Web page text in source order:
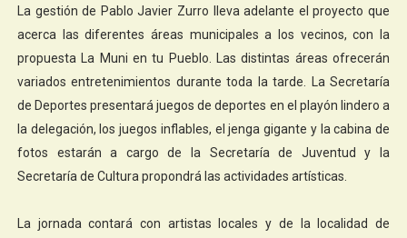
La gestión de Pablo Javier Zurro lleva adelante el proyecto que
acerca las diferentes áreas municipales a los vecinos, con la
propuesta La Muni en tu Pueblo. Las distintas áreas ofrecerán
variados entretenimientos durante toda la tarde. La Secretaría
de Deportes presentará juegos de deportes en el playón lindero a
la delegación, los juegos inflables, el jenga gigante y la cabina de
fotos estarán a cargo de la Secretaría de Juventud y la
Secretaría de Cultura propondrá las actividades artísticas.
La jornada contará con artistas locales y de la localidad de